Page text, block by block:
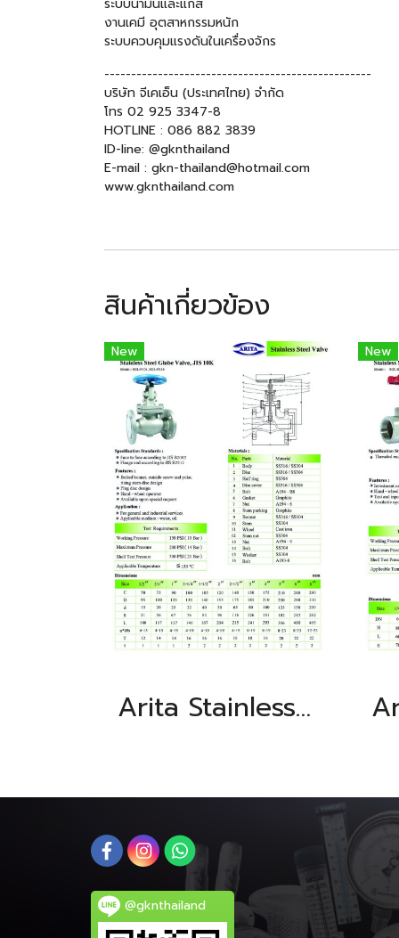
ระบบน้ำมันและแก๊ส
งานเคมี อุตสาหกรรมหนัก
ระบบควบคุมแรงดันในเครื่องจักร
--------------------------------------------------
บริษัท จีเคเอ็น (ประเทศไทย) จำกัด
โทร 02 925 3347-8
HOTLINE : 086 882 3839
ID-line: @gknthailand
E-mail : gkn-thailand@hotmail.com
www.gknthailand.com
สินค้าเกี่ยวข้อง
New
Arita Stainless Steel Globe Valve, JIS 10K
New
@gknthailand